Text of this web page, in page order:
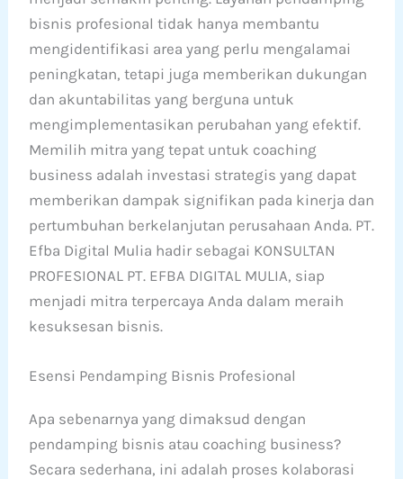
bisnis profesional tidak hanya membantu
mengidentifikasi area yang perlu mengalamai
peningkatan, tetapi juga memberikan dukungan
dan akuntabilitas yang berguna untuk
mengimplementasikan perubahan yang efektif.
Memilih mitra yang tepat untuk coaching
business adalah investasi strategis yang dapat
memberikan dampak signifikan pada kinerja dan
pertumbuhan berkelanjutan perusahaan Anda. PT.
Efba Digital Mulia hadir sebagai KONSULTAN
PROFESIONAL PT. EFBA DIGITAL MULIA, siap
menjadi mitra terpercaya Anda dalam meraih
kesuksesan bisnis.
Esensi Pendamping Bisnis Profesional
Apa sebenarnya yang dimaksud dengan
pendamping bisnis atau coaching business?
Secara sederhana, ini adalah proses kolaborasi